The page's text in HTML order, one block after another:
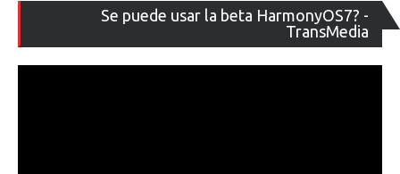
Se puede usar la beta HarmonyOS7? -
TransMedia
de